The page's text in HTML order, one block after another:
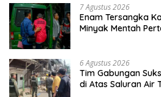
7 Agustus 2026
Enam Tersangka
Minyak Mentah
6 Agustus 2026
Tim Gabungan
di Atas Saluran Air